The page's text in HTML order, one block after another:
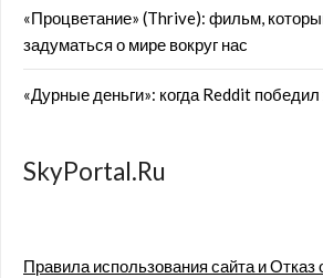
«Процветание» (Thrive): фильм,
задуматься о мире вокруг нас
«Дурные деньги»: когда Reddit
SkyPortal.Ru
Правила использования сайта и Отказ